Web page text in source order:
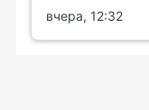
вчера, 12:32